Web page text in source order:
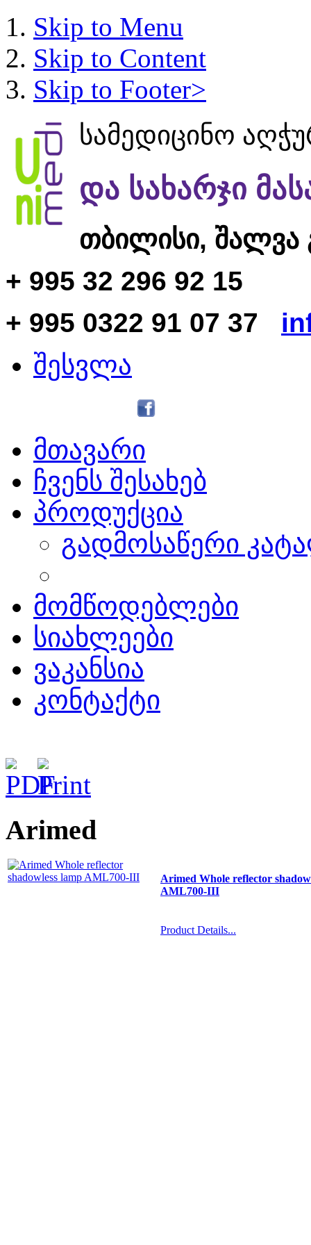
Skip to Menu
Skip to Content
Skip to Footer>
სამედიცინო
და სახარჯი
თბილისი, შალვა
+ 995 32 296 92 15
+ 995 0322 91 07 37
შესვლა
მთავარი
ჩვენს შესახებ
პროდუქცია
გადმოსაწერი
მომწოდებლები
სიახლეები
ვაკანსია
კონტაქტი
Arimed
Arimed Whole reflector
AML700-III
Product Details...